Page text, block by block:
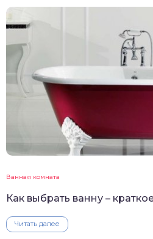
Ванная комната
Как выбрать ванну –
Читать далее